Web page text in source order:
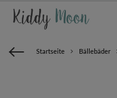
Startseite Bällebäder